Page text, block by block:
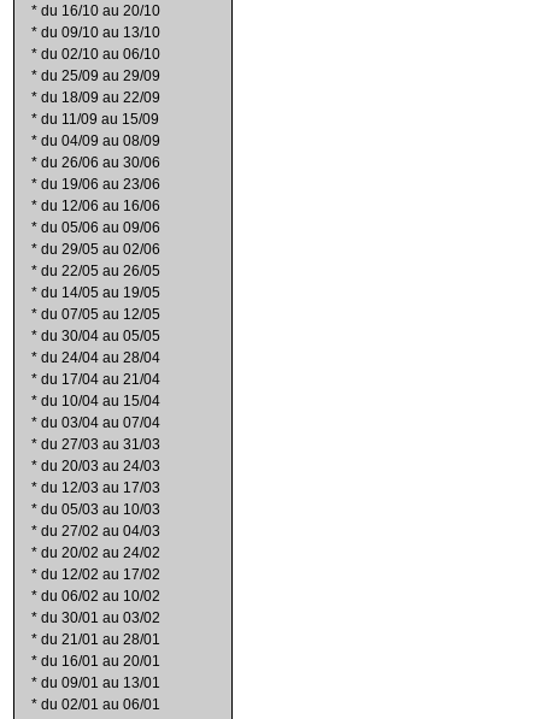
* du 16/10 au 20/10
* du 09/10 au 13/10
* du 02/10 au 06/10
* du 25/09 au 29/09
* du 18/09 au 22/09
* du 11/09 au 15/09
* du 04/09 au 08/09
* du 26/06 au 30/06
* du 19/06 au 23/06
* du 12/06 au 16/06
* du 05/06 au 09/06
* du 29/05 au 02/06
* du 22/05 au 26/05
* du 14/05 au 19/05
* du 07/05 au 12/05
* du 30/04 au 05/05
* du 24/04 au 28/04
* du 17/04 au 21/04
* du 10/04 au 15/04
* du 03/04 au 07/04
* du 27/03 au 31/03
* du 20/03 au 24/03
* du 12/03 au 17/03
* du 05/03 au 10/03
* du 27/02 au 04/03
* du 20/02 au 24/02
* du 12/02 au 17/02
* du 06/02 au 10/02
* du 30/01 au 03/02
* du 21/01 au 28/01
* du 16/01 au 20/01
* du 09/01 au 13/01
* du 02/01 au 06/01